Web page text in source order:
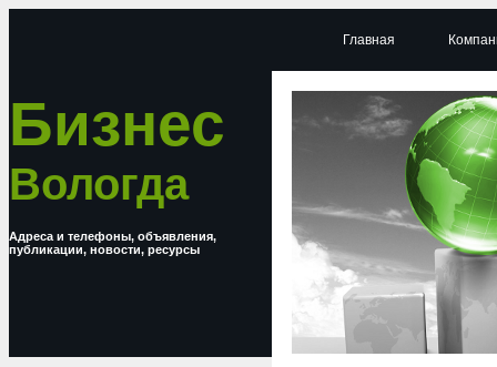
Бизнес
Вологда
Адреса и телефоны, объявления,
публикации, новости, ресурсы
Главная